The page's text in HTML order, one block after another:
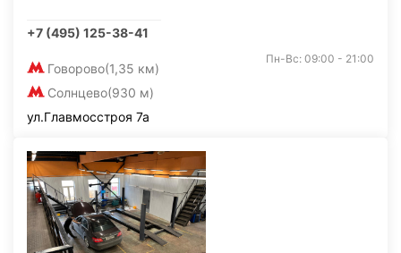
+7 (495) 125-38-41
Говорово(1,35 км)
Солнцево(930 м)
Пн-Вс: 09:00 - 21:00
ул.Главмосстроя 7а